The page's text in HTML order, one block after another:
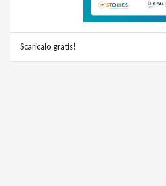
Scaricalo gratis!